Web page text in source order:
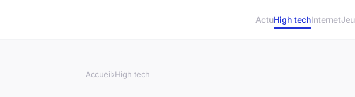
ActuHigh techInternet
Accueil›High tech